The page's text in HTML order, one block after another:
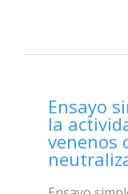
Ensayo
la
venenos